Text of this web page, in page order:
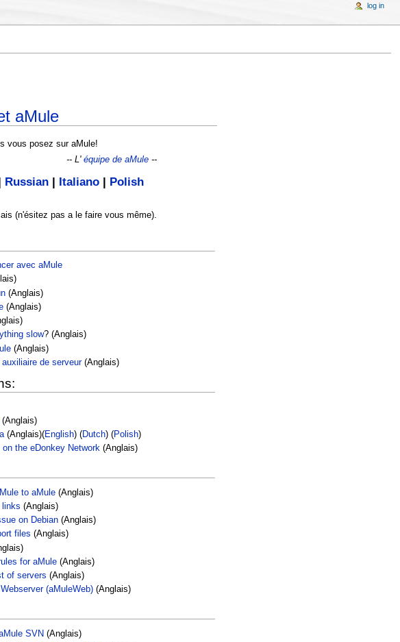
aMule
vous posez sur aMule!
-- L'équipe de aMule--
Russian | Italiano | Polish
(n'ésitez pas a le faire vous même).
avec aMule
(Anglais)
(Anglais)
slow? (Anglais)
(Anglais)
de serveur(Anglais)
(Anglais)
(Anglais)(English) (Dutch) (Polish)
on the eDonkey Network(Anglais)
to aMule(Anglais)
links (Anglais)
on Debian(Anglais)
files (Anglais)
for aMule(Anglais)
of servers (Anglais)
(aMuleWeb)(Anglais)
SVN (Anglais)
log in